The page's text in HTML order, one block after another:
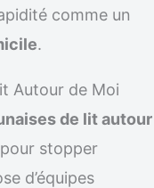
comme un
.
Autour de Moi
de lit autour
stopper
d’équipes